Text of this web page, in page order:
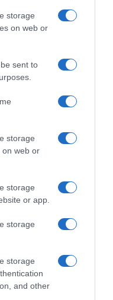
storage
on web or
sent to
storage
on web or
storage
or app.
storage
storage
and other
a mais